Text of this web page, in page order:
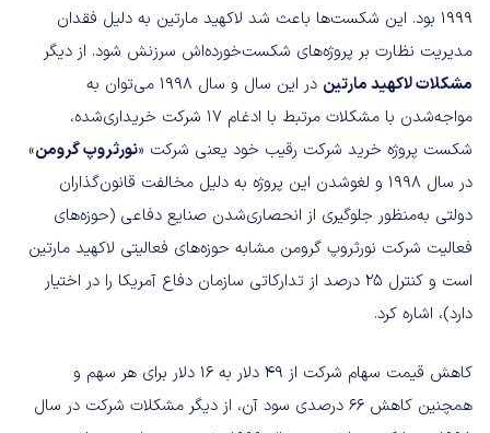
۱۹۹۹ بود. این شکست‌ها باعث شد لاکهید مارتین به دلیل فقدان
مدیریت نظارت بر پروژه‌های شکست‌خورده‌اش سرزنش شود. از دیگر
مشکلات لاکهید مارتین
در این سال و سال ۱۹۹۸ می‌توان به
مواجه‌شدن با مشکلات مرتبط با ادغام ۱۷ شرکت خریداری‌شده،
شکست پروژه خرید شرکت رقیب خود یعنی شرکت «نورثروپ گرومن»
در سال ۱۹۹۸ و لغوشدن این پروژه به دلیل مخالفت قانون‌گذاران
دولتی به‌منظور جلوگیری از انحصاری‌شدن صنایع دفاعی (حوزه‌های
فعالیت شرکت نورثروپ گرومن مشابه حوزه‌های فعالیتی لاکهید مارتین
است و کنترل ۲۵ درصد از تدارکاتی سازمان دفاع آمریکا را در اختیار
دارد)، اشاره کرد.
کاهش قیمت سهام شرکت از ۴۹ دلار به ۱۶ دلار برای هر سهم و
همچنین کاهش ۶۶ درصدی سود آن، از دیگر مشکلات شرکت در سال